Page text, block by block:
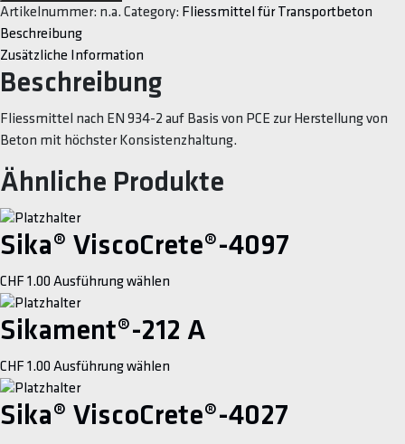
Artikelnummer: n.a. Category: Fliessmittel für Transportbeton
Beschreibung
Zusätzliche Information
Beschreibung
Fliessmittel nach EN 934-2 auf Basis von PCE zur Herstellung von
Beton mit höchster Konsistenzhaltung.
Ähnliche Produkte
Sika® ViscoCrete®-4097
CHF 1.00 Ausführung wählen
has
options
Sikament®-212 A
CHF 1.00 Ausführung wählen
has
Sika® ViscoCrete®-4027